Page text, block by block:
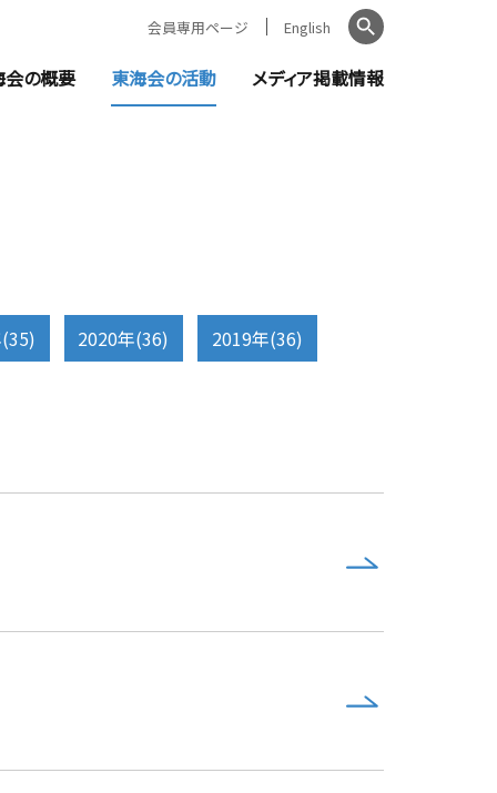
会の概要 東海会の活動
無料相談
メディア掲載情報
会員専用ページ English
検索
2020年(36) 2019年(36)